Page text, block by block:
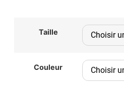
Taille
Couleur